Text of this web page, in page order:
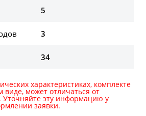
5
3
34
характеристиках, комплекте
виде, может отличаться от
Уточняйте эту информацию у
заявки.